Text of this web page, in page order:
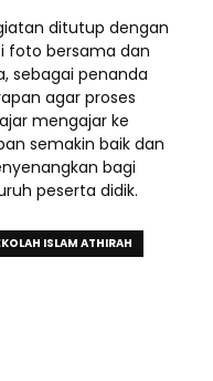
ditutup dengan
foto bersama dan
sebagai penanda
agar proses
mengajar ke
semakin baik dan
bagi
peserta didik.
ISLAM ATHIRAH